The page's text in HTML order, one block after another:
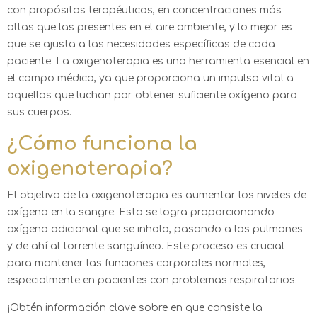
con propósitos terapéuticos, en concentraciones más
altas que las presentes en el aire ambiente, y lo mejor es
que se ajusta a las necesidades específicas de cada
paciente. La oxigenoterapia es una herramienta esencial en
el campo médico, ya que proporciona un impulso vital a
aquellos que luchan por obtener suficiente oxígeno para
sus cuerpos.
¿Cómo funciona la
oxigenoterapia?
El objetivo de la oxigenoterapia es aumentar los niveles de
oxígeno en la sangre. Esto se logra proporcionando
oxígeno adicional que se inhala, pasando a los pulmones
y de ahí al torrente sanguíneo. Este proceso es crucial
para mantener las funciones corporales normales,
especialmente en pacientes con problemas respiratorios.
¡Obtén información clave sobre en que consiste la